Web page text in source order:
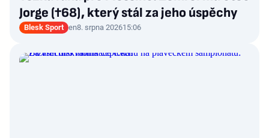
Jorge (†68), který stál za jeho úspěchy
Blesk Sport en8. srpna 202615:06